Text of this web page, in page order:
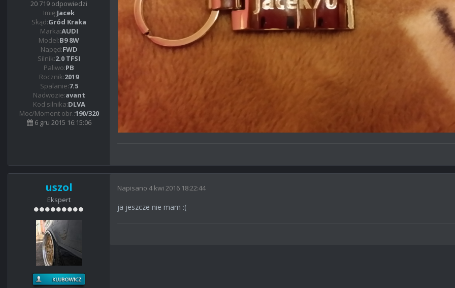
20 719 odpowiedzi
Imię:Jacek
Skąd:Gród Kraka
Marka:AUDI
Model:B9 8W
Napęd:FWD
Silnik:2.0 TFSI
Paliwo:PB
Rocznik:2019
Spalanie:7.5
Nadwozie:avant
Kod silnika:DLVA
Moc/Moment obr.:190/320
6 gru 2015 16:15:06
uszol
Ekspert
Napisano 4 kwi 2016 18:22:44
ja jeszcze nie mam :(